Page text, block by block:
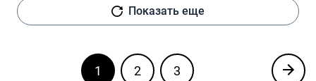
Показать еще
1 2 3